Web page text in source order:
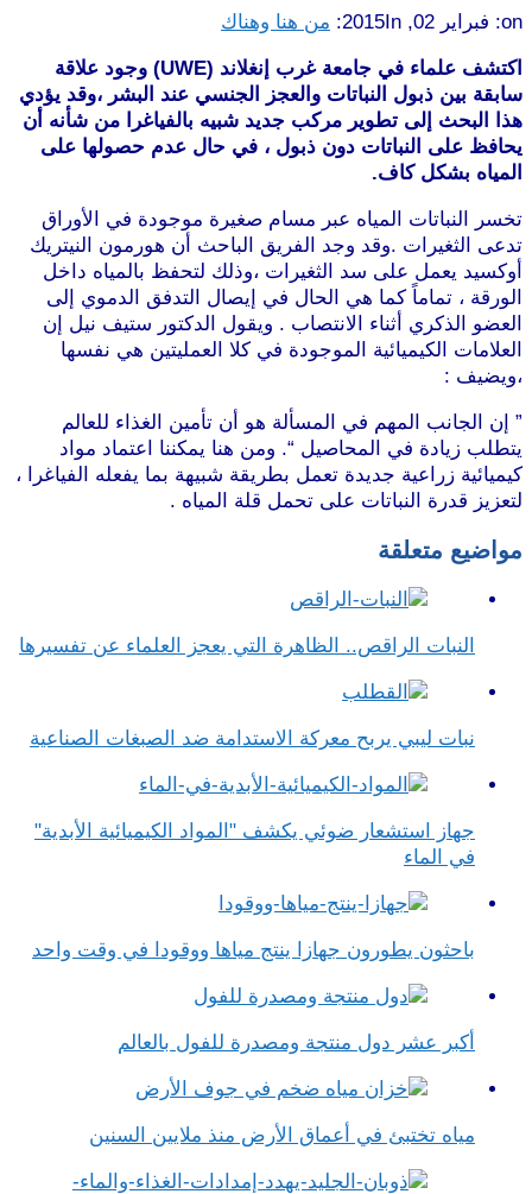
on: فبراير 02, 2015 In: من هنا وهناك
اكتشف علماء في جامعة غرب إنغلاند (UWE) وجود علاقة
سابقة بين ذبول النباتات والعجز الجنسي عند البشر ،وقد يؤدي
هذا البحث إلى تطوير مركب جديد شبيه بالفياغرا من شأنه أن
يحافظ على النباتات دون ذبول ، في حال عدم حصولها على
المياه بشكل كاف.
تخسر النباتات المياه عبر مسام صغيرة موجودة في الأوراق
تدعى الثغيرات .وقد وجد الفريق الباحث أن هورمون النيتريك
أوكسيد يعمل على سد الثغيرات ،وذلك لتحفظ بالمياه داخل
الورقة ، تماماً كما هي الحال في إيصال التدفق الدموي إلى
العضو الذكري أثناء الانتصاب . ويقول الدكتور ستيف نيل إن
العلامات الكيميائية الموجودة في كلا العمليتين هي نفسها
،ويضيف :
” إن الجانب المهم في المسألة هو أن تأمين الغذاء للعالم
يتطلب زيادة في المحاصيل “. ومن هنا يمكننا اعتماد مواد
كيميائية زراعية جديدة تعمل بطريقة شبيهة بما يفعله الفياغرا ،
لتعزيز قدرة النباتات على تحمل قلة المياه .
مواضيع متعلقة
النبات الراقص.. الظاهرة التي يعجز العلماء عن تفسيرها
نبات ليبي يربح معركة الاستدامة ضد الصبغات الصناعية
جهاز استشعار ضوئي يكشف "المواد الكيميائية الأبدية"
في الماء
باحثون يطورون جهازا ينتج مياها ووقودا في وقت واحد
أكبر عشر دول منتجة ومصدرة للفول بالعالم
مياه تختبئ في أعماق الأرض منذ ملايين السنين